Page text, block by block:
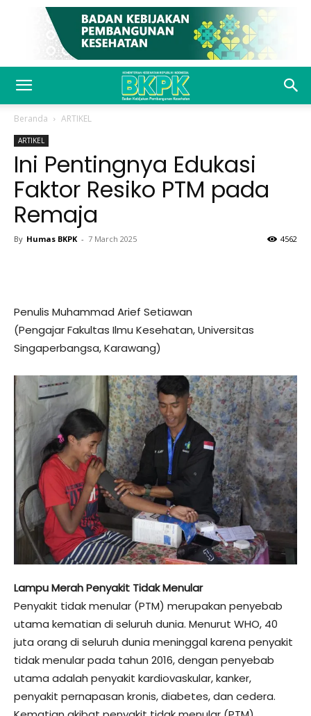
Beranda ARTIKEL
ARTIKEL
Ini Pentingnya Edukasi
Faktor Resiko PTM pada
Remaja
By Humas BKPK - 7 March 2025 4562
Penulis Muhammad Arief Setiawan
(Pengajar Fakultas Ilmu Kesehatan, Universitas
Singaperbangsa, Karawang)
Lampu Merah Penyakit Tidak Menular
Penyakit tidak menular (PTM) merupakan penyebab
utama kematian di seluruh dunia. Menurut WHO, 40
juta orang di seluruh dunia meninggal karena penyakit
tidak menular pada tahun 2016, dengan penyebab
utama adalah penyakit kardiovaskular, kanker,
penyakit pernapasan kronis, diabetes, dan cedera.